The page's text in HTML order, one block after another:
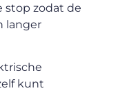
stop zodat de
langer
kunt